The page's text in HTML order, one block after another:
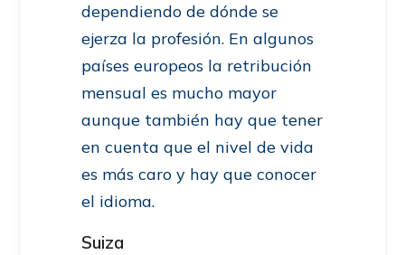
dependiendo de dónde se
ejerza la profesión. En algunos
países europeos la retribución
mensual es mucho mayor
aunque también hay que tener
en cuenta que el nivel de vida
es más caro y hay que conocer
el idioma.
Suiza